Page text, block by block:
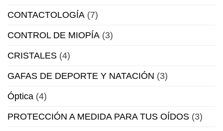
CONTACTOLOGÍA (7)
CONTROL DE MIOPÍA (3)
CRISTALES (4)
GAFAS DE DEPORTE Y NATACIÓN (3)
Óptica (4)
PROTECCIÓN A MEDIDA PARA TUS OÍDOS (3)